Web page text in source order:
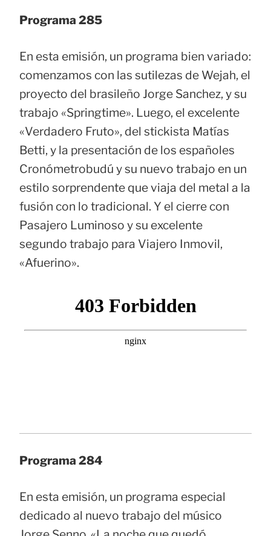
Programa 285
En esta emisión, un programa bien variado:
comenzamos con las sutilezas de Wejah, el
proyecto del brasileño Jorge Sanchez, y su
trabajo «Springtime». Luego, el excelente
«Verdadero Fruto», del stickista Matías
Betti, y la presentación de los españoles
Cronómetrobudú y su nuevo trabajo en un
estilo sorprendente que viaja del metal a la
fusión con lo tradicional. Y el cierre con
Pasajero Luminoso y su excelente
segundo trabajo para Viajero Inmovil,
«Afuerino».
Programa 284
En esta emisión, un programa especial
dedicado al nuevo trabajo del músico